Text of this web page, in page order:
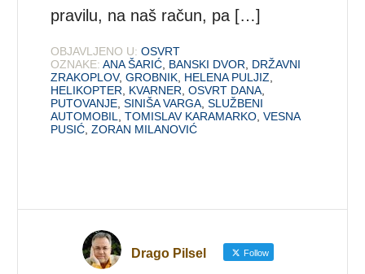
pravilu, na naš račun, pa […]
OBJAVLJENO U: OSVRT
OZNAKE: ANA ŠARIĆ, BANSKI DVOR, DRŽAVNI
ZRAKOPLOV,GROBNIK, HELENA PULJIZ,
HELIKOPTER, KVARNER,OSVRT DANA,
PUTOVANJE,SINIŠA VARGA,SLUŽBENI
AUTOMOBIL,TOMISLAV KARAMARKO,VESNA
PUSIĆ,ZORAN MILANOVIĆ
Drago Pilsel Follow